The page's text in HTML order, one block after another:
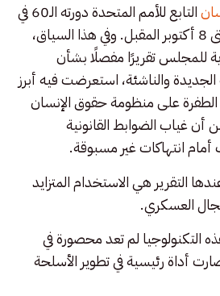
التابع للأمم المتحدة دورته الـ60 في
جنيف، والتي تتواصل حتى 8 أكتوبر المقبل. وفي هذا السياق،
للمجلس تقريرًا مفصلًا بشأن
والناشئة، استعرضت فيه أبرز
الطفرة على منظومة حقوق الإنسان
أن غياب الضوابط القانونية
أمام انتهاكات غير مسبوقة.
التقرير هي الاستخدام المتزايد
العسكري.
التكنولوجيا لم تعد محصورة في
أداة رئيسية في تطوير الأسلحة